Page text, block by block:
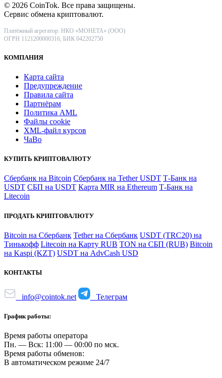
© 2026 CoinTok. Все права защищены.
Сервис обмена криптовалют.
Платёжный агрегатор: НКО «МОНЕТА» (ООО)
ОГРН 1121200000316, БИК 042202750
КОМПАНИЯ
Карта сайта
Предупреждение
Правила сайта
Партнёрам
Политика AML
Файлы coоkie
XML-файл курсов
ЧаВо
КУПИТЬ КРИПТОВАЛЮТУ
Сбербанк на Bitcoin Сбербанк на Tether USDT Т-Банк на
USDT СБП на USDT Карта MIR на Ethereum Т-Банк на
Litecoin
ПРОДАТЬ КРИПТОВАЛЮТУ
Bitcoin на Сбербанк Tether на Сбербанк USDT (TRC20) на
Тинькофф Litecoin на Карту RUB TON на СБП (RUB) Bitcoin
на Kaspi (KZT) USDT на AdvCash USD
КОНТАКТЫ
info@cointok.net Телеграм
График работы:
Время работы оператора
Пн. — Вск: 11:00 — 00:00 по мск.
Время работы обменов:
В автоматическом режиме 24/7